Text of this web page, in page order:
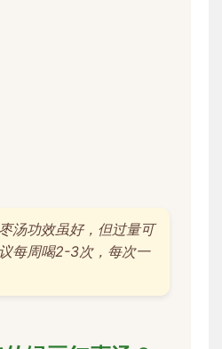
汤功效虽好，但过量可
每周喝2-3次，每次一